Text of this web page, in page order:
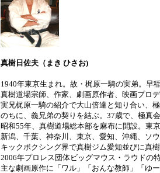
真樹日佐夫（まき ひさお)
1940年東京生まれ。故・梶原一騎の実弟。早
真樹道場宗師、作家、劇画原作者、映画プロ
実兄梶原一騎の紹介で大山倍達と知り合い、極
のちに、義兄弟の契りを結ぶ。37歳で、極真
昭和55年、真樹道場総本部を麻布に開設。東京
新潟、千葉、神奈川、東京、愛知、沖縄、ソ
キックボクシング界で真樹ジム愛知並びに真
2006年プロレス団体ビッグマウス・ラウドの
主な劇画原作に「ワル」「おんな教師」「ゆ